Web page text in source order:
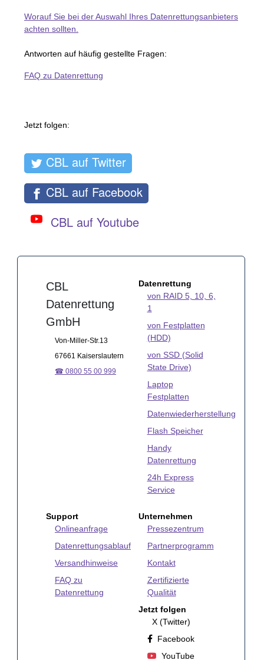
Worauf Sie bei der Auswahl Ihres Datenrettungsanbieters
achten sollten.
Antworten auf häufig gestellte Fragen:
FAQ zu Datenrettung
Jetzt folgen:
CBL auf Twitter
CBL auf Facebook
CBL auf Youtube
CBL
Datenrettung
GmbH
Von-Miller-Str.13
67661 Kaiserslautern
☎ 0800 55 00 999
Datenrettung
von RAID 5, 10, 6,
1
von Festplatten
(HDD)
von SSD (Solid
State Drive)
Laptop
Festplatten
Datenwiederherstellung
Flash Speicher
Handy
Datenrettung
24h Express
Service
Support
Onlineanfrage
Datenrettungsablauf
Versandhinweise
FAQ zu
Datenrettung
Unternehmen
Pressezentrum
Partnerprogramm
Kontakt
Zertifizierte
Qualität
Jetzt folgen
X (Twitter)
Facebook
YouTube